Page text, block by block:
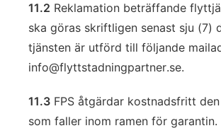
11.2 Reklamation beträffande
ska göras skriftligen senast sju (7)
tjänsten är utförd till följande
info@flyttstadningpartner.se.
11.3 FPS åtgärdar kostnadsfritt
som faller inom ramen för